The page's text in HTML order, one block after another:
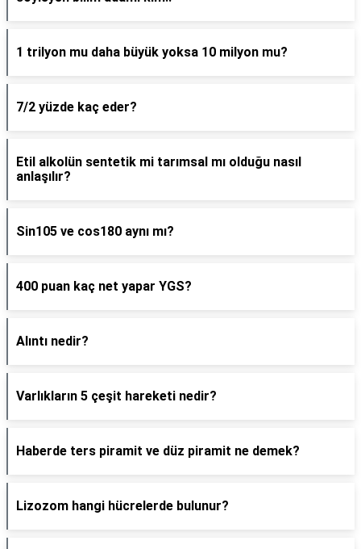
1 trilyon mu daha büyük yoksa 10 milyon mu?
7/2 yüzde kaç eder?
Etil alkolün sentetik mi tarımsal mı olduğu nasıl
anlaşılır?
Sin105 ve cos180 aynı mı?
400 puan kaç net yapar YGS?
Alıntı nedir?
Varlıkların 5 çeşit hareketi nedir?
Haberde ters piramit ve düz piramit ne demek?
Lizozom hangi hücrelerde bulunur?